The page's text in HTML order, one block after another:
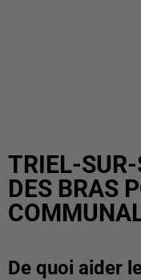
TRIEL-SUR-
DES BRAS
De quoi aider